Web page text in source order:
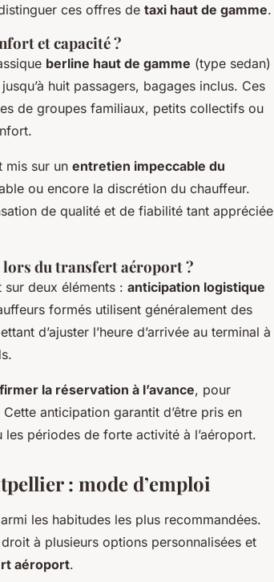
ces offres de taxi haut de gamme.
et capacité ?
berline haut de gamme (type sedan)
huit passagers, bagages inclus. Ces
de groupes familiaux, petits collectifs ou
mis sur un entretien impeccable du
ou encore la discrétion du chauffeur.
de qualité et de fiabilité tant appréciée
du transfert aéroport ?
deux éléments : anticipation logistique
formés utilisent généralement des
d’ajuster l’heure d’arrivée au terminal à
la réservation à l’avance, pour
anticipation garantit d’être pris en
périodes de forte activité à l’aéroport.
: mode d’emploi
les habitudes les plus recommandées.
à plusieurs options personnalisées et
aéroport.